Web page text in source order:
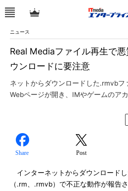
ニュース
Real Mediaファイル再生で
ウンロードに要注意
ネットからダウンロードした.rmvbフ
Webページが開き、IMやゲームのア
Share Post
インターネットからダウンロード
（.rm、.rmvb）で不正な動作が報告